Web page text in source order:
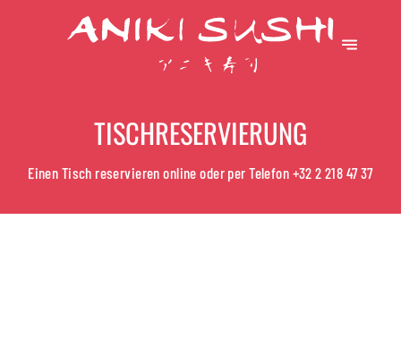
TISCHRESERVIERUNG
Einen Tisch reservieren online oder per Telefon +32 2 218 47 37